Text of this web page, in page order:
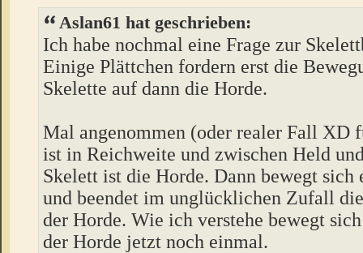
Aslan61 hat geschrieben:
Ich habe nochmal eine Frage zur
Einige Plättchen fordern erst die
Skelette auf dann die Horde.
Mal angenommen (oder realer Fall XD
ist in Reichweite und zwischen Held
Skelett ist die Horde. Dann bewegt sich
und beendet im unglücklichen Zufall
der Horde. Wie ich verstehe bewegt
der Horde jetzt noch einmal.